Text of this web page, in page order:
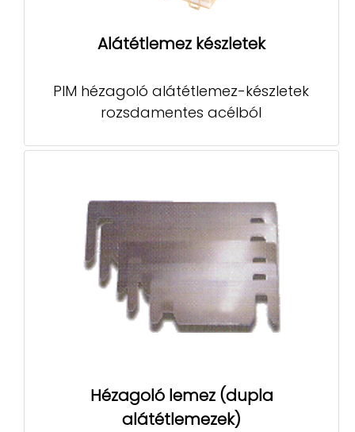
Alátétlemez készletek
PIM hézagoló alátétlemez-készletek
rozsdamentes acélból
Hézagoló lemez (dupla
alátétlemezek)